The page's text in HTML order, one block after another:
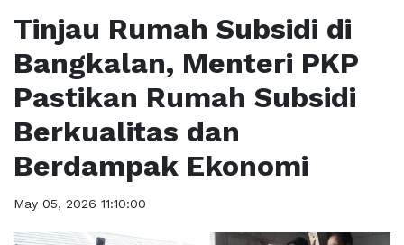
Tinjau Rumah Subsidi di
Bangkalan, Menteri PKP
Pastikan Rumah Subsidi
Berkualitas dan
Berdampak Ekonomi
May 05, 2026 11:10:00